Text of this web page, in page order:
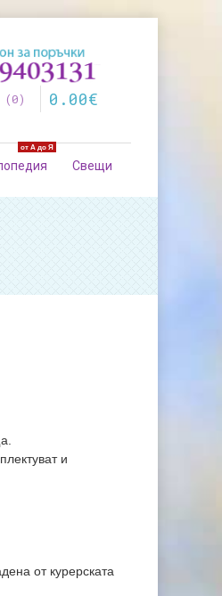
0 0 . 00€
от А до Я
Свещи
и
от курерската